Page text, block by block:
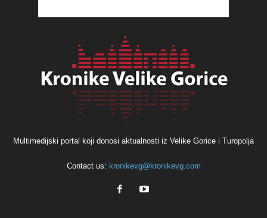
Multimedijski portal koji donosi aktualnosti iz Velike Gorice i Turopolja
Contact us: kronikevg@kronikevg.com